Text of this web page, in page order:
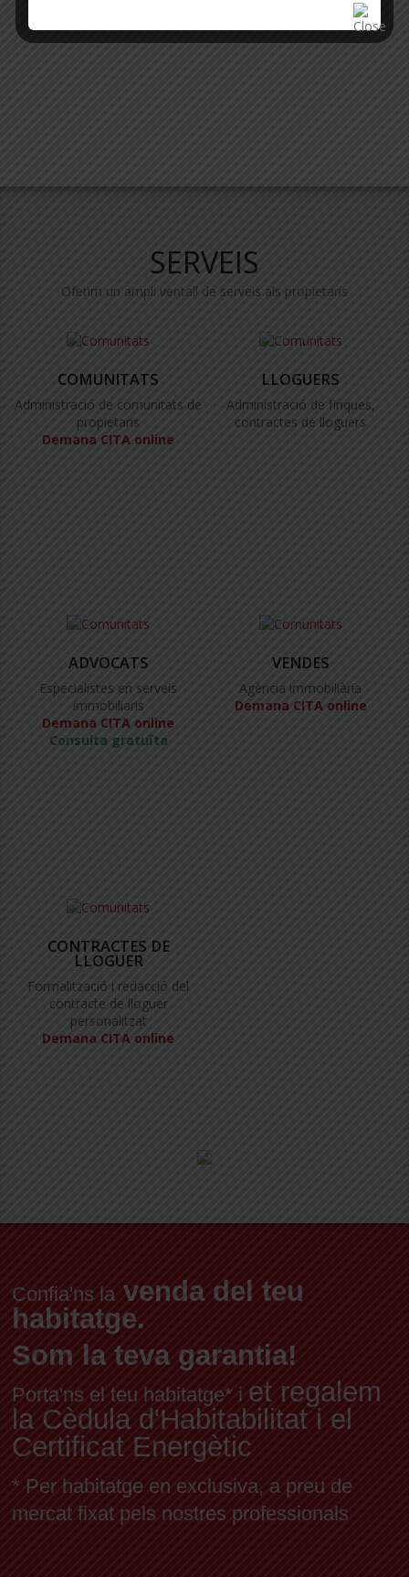
SERVEIS
Oferim un ampli ventall de serveis als propietaris
COMUNITATS
Administració de comunitats de
propietaris
Demana CITA online
LLOGUERS
Administració de finques,
contractes de lloguers
ADVOCATS
Especialistes en serveis
immobiliaris
Demana CITA online
Consulta gratuïta
VENDES
Agència immobiliària
Demana CITA online
CONTRACTES DE
LLOGUER
Formalització i redacció del
contracte de lloguer
personalitzat
Demana CITA online
Confia'ns la venda del teu
habitatge.
Som la teva garantia!
Porta'ns el teu habitatge* i et regalem
la Cèdula d'Habitabilitat i el
Certificat Energètic
* Per habitatge en exclusiva, a preu de
mercat fixat pels nostres professionals